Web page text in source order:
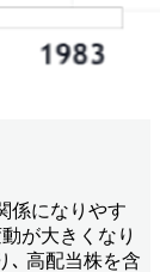
係になりやす
が大きくなり
､ 高配当株を含